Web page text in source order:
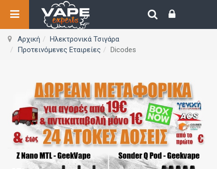
Αρχική
Ηλεκτρονικά Τσιγάρα
Προτεινόμενες Εταιρείες
Dicodes